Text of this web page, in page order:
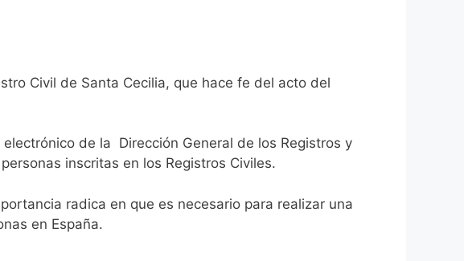
Civil de Santa Cecilia, que hace fe del acto del
de la Dirección General de los Registros y
inscritas en los Registros Civiles.
radica en que es necesario para realizar una
en España.